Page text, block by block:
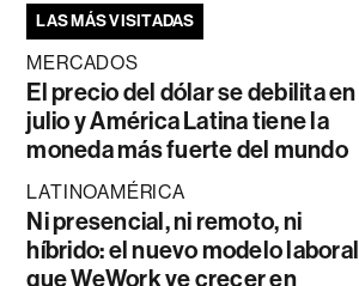
LAS MÁS VISITADAS
MERCADOS
El precio del dólar se debilita en
julio y América Latina tiene la
moneda más fuerte del mundo
LATINOAMÉRICA
Ni presencial, ni remoto, ni
híbrido: el nuevo modelo laboral
que WeWork ve crecer en